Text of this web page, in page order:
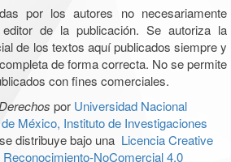
por los autores no necesariamente
de la publicación. Se autoriza la
de los textos aquí publicados siempre y
de forma correcta. No se permite
con fines comerciales.
por Universidad Nacional
México, Instituto de Investigaciones
se distribuye bajo una Licencia Creative
NoComercial 4.0